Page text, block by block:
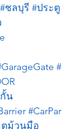
#ชลบุรี #ประตู
#
น
#CarPar
ตูม้วนมือ